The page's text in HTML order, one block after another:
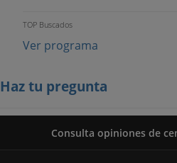
TOP Buscados
Ver programa
Haz tu pregunta
Consulta opiniones de